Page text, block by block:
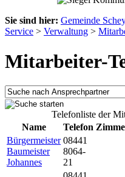
Sie sind hier: Gemeinde
Service > Verwaltung >
Mitarbeiter-
Telefonliste der
Name
Telefon
Bürgermeister
Baumeister
Johannes
08441
8064-
21